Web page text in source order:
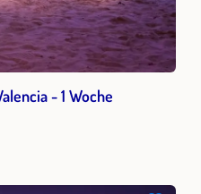
- 1 Woche